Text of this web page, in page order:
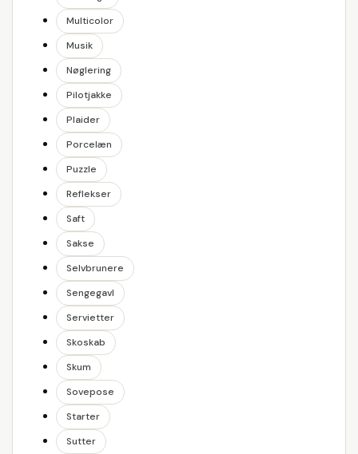
Multicolor
Musik
Nøglering
Pilotjakke
Plaider
Porcelæn
Puzzle
Reflekser
Saft
Sakse
Selvbrunere
Sengegavl
Servietter
Skoskab
Skum
Sovepose
Starter
Sutter